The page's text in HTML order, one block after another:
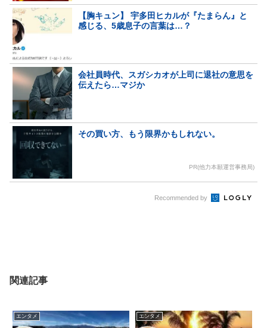
【胸キュン】 宇多田ヒカルが『たまらん』と
感じる、5歳息子の言葉は…？
会社員時代、スガシカオが上司に退社の意思を
伝えたら…マジか
その買い方、もう限界かもしれない。
PR(他力本願運営事務局)
Recommended by
関連記事
エンタメ エンタメ